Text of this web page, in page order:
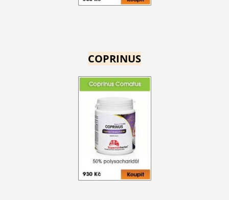
COPRINUS